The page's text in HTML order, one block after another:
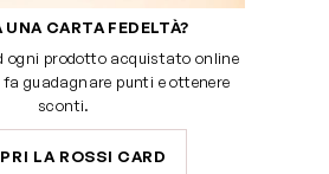
UNA CARTA FEDELTÀ?
ogni prodotto acquistato online
guadagnare punti e ottenere
sconti.
LA ROSSI CARD